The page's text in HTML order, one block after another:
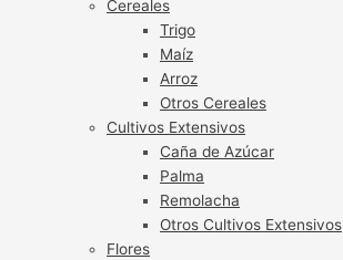
Cereales
Trigo
Maíz
Arroz
Otros Cereales
Cultivos Extensivos
Caña de Azúcar
Palma
Remolacha
Otros Cultivos Extensivos
Flores